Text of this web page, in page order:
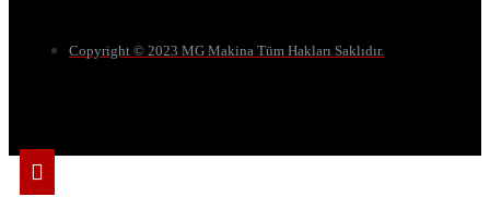
Copyright © 2023 MG Makina Tüm Hakları Saklıdır.